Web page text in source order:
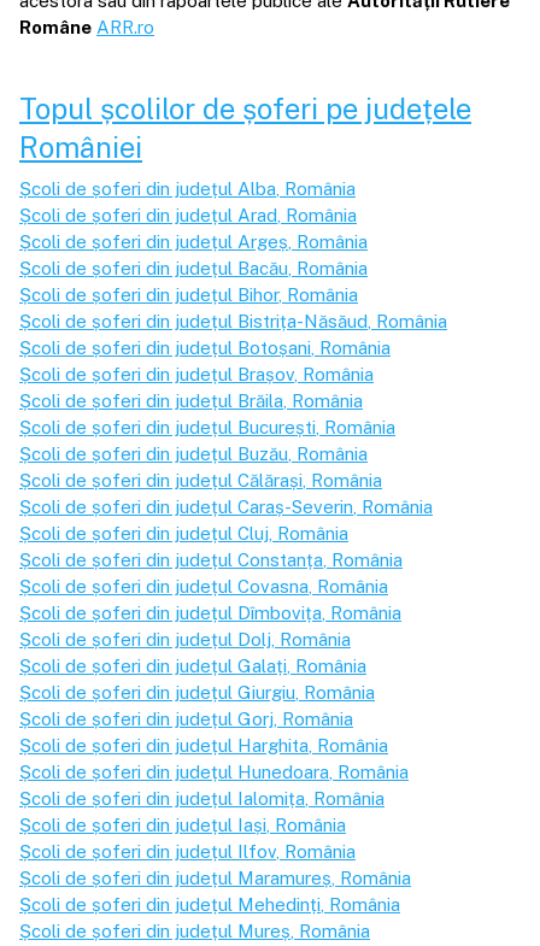
Române ARR.ro
Topul școlilor de șoferi pe județele
României
Școli de șoferi din județul Alba , România
Școli de șoferi din județul Arad , România
Școli de șoferi din județul Argeș , România
Școli de șoferi din județul Bacău , România
Școli de șoferi din județul Bihor, România
Școli de șoferi din județul Bistrița-Năsăud , România
Școli de șoferi din județul Botoșani , România
Școli de șoferi din județul Brașov , România
Școli de șoferi din județul Brăila , România
Școli de șoferi din județul București , România
Școli de șoferi din județul Buzău , România
Școli de șoferi din județul Călărași , România
Școli de șoferi din județul Caraș-Severin , România
Școli de șoferi din județul Cluj , România
Școli de șoferi din județul Constanța , România
Școli de șoferi din județul Covasna , România
Școli de șoferi din județul Dîmbovița , România
Școli de șoferi din județul Dolj , România
Școli de șoferi din județul Galați , România
Școli de șoferi din județul Giurgiu , România
Școli de șoferi din județul Gorj , România
Școli de șoferi din județul Harghita , România
Școli de șoferi din județul Hunedoara , România
Școli de șoferi din județul Ialomița , România
Școli de șoferi din județul Iași , România
Școli de șoferi din județul Ilfov , România
Școli de șoferi din județul Maramureș , România
Școli de șoferi din județul Mehedinți , România
Școli de șoferi din județul Mureș , România